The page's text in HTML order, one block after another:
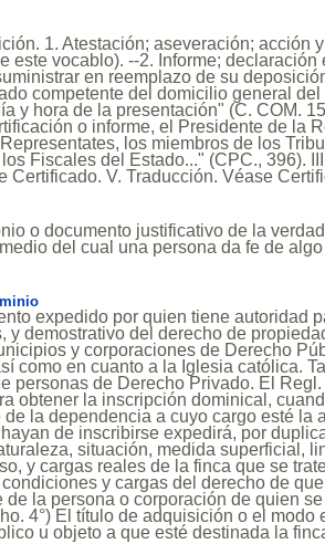
1. Atestación; aseveración; acción
este vocablo). --2. Informe;
en reemplazo de su
competente del domicilio general
y hora de la presentación" (C. COM.
o informe, el Presidente de la
los miembros de los
Fiscales del Estado..." (CPC., 396).
Certificado. V. Traducción. Véase
o documento justificativo de la
del cual una persona da fe de
expedido por quien tiene autoridad
y demostrativo del derecho de
y corporaciones de Derecho
como en cuanto a la Iglesia católica.
personas de Derecho Privado. El
obtener la inscripción dominical,
la dependencia a cuyo cargo esté la
de inscribirse expedirá, por
situación, medida superficial,
y cargas reales de la finca que se
y cargas del derecho de
de la persona o corporación de quien
4°) El título de adquisición o el modo
u objeto a que esté destinada la